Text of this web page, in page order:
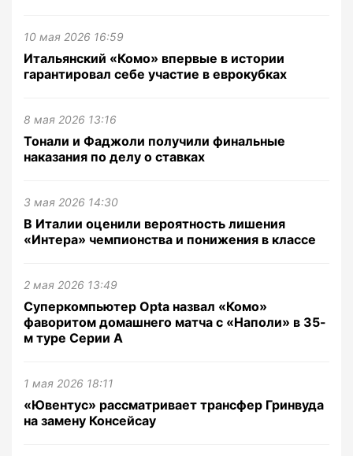
10 мая 2026 16:59
Итальянский «Комо» впервые в истории
гарантировал себе участие в еврокубках
8 мая 2026 13:16
Тонали и Фаджоли получили финальные
наказания по делу о ставках
3 мая 2026 14:30
В Италии оценили вероятность лишения
«Интера» чемпионства и понижения в классе
2 мая 2026 13:49
Суперкомпьютер Opta назвал «Комо»
фаворитом домашнего матча с «Наполи» в 35-
м туре Серии А
1 мая 2026 18:11
«Ювентус» рассматривает трансфер Гринвуда
на замену Консейсау